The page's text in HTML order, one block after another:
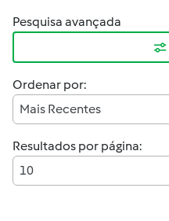
Pesquisa avançada
Ordenar por:
Mais Recentes
Resultados por página:
10